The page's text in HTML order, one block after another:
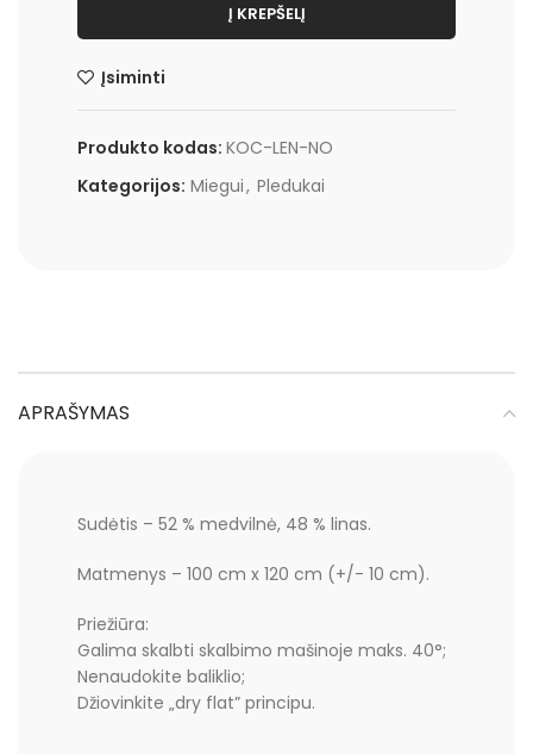
Į KREPŠELĮ
Įsiminti
Produkto kodas: KOC-LEN-NO
Kategorijos: Miegui, Pledukai
APRAŠYMAS
Sudėtis – 52 % medvilnė, 48 % linas.
Matmenys – 100 cm x 120 cm (+/- 10 cm).
Priežiūra:
Galima skalbti skalbimo mašinoje maks. 40°;
Nenaudokite baliklio;
Džiovinkite „dry flat” principu.